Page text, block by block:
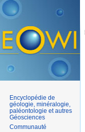
Encyclopédie de
géologie, minéralogie,
paléontologie et autres
Géosciences
Communauté